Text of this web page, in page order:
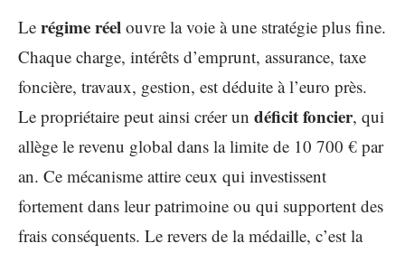
Le régime réel ouvre la voie à une stratégie plus fine.
Chaque charge, intérêts d’emprunt, assurance, taxe
foncière, travaux, gestion, est déduite à l’euro près.
Le propriétaire peut ainsi créer un déficit foncier, qui
allège le revenu global dans la limite de 10 700 € par
an. Ce mécanisme attire ceux qui investissent
fortement dans leur patrimoine ou qui supportent des
frais conséquents. Le revers de la médaille, c’est la